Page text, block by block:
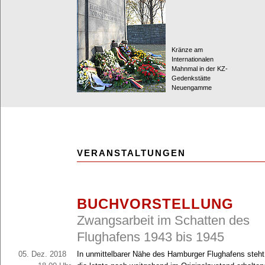
Kränze am
Internationalen
Mahnmal in der KZ-
Gedenkstätte
Neuengamme
VERANSTALTUNGEN
BUCHVORSTELLUNG
Zwangsarbeit im Schatten des
Flughafens 1943 bis 1945
05. Dez. 2018
In unmittelbarer Nähe des Hamburger Flughafens